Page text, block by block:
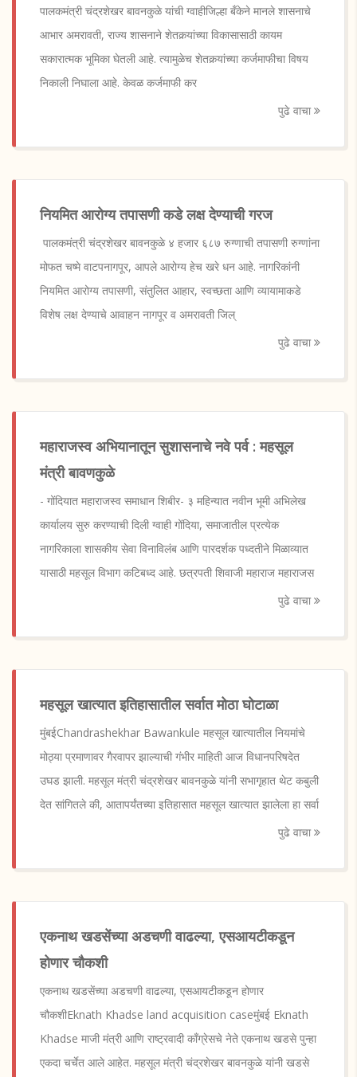
पालकमंत्री चंद्रशेखर बावनकुळे यांची ग्वाहीजिल्हा बँकेने मानले शासनाचे
आभार अमरावती, राज्य शासनाने शेतकर्‍यांच्या विकासासाठी कायम
सकारात्मक भूमिका घेतली आहे. त्यामुळेच शेतकर्‍यांच्या कर्जमाफीचा विषय
निकाली निघाला आहे. केवळ कर्जमाफी कर
पुढे वाचा
नियमित आरोग्य तपासणी कडे लक्ष देण्याची गरज
पालकमंत्री चंद्रशेखर बावनकुळे ४ हजार ६८७ रुग्णाची तपासणी रुग्णांना
मोफत चष्मे वाटपनागपूर, आपले आरोग्य हेच खरे धन आहे. नागरिकांनी
नियमित आरोग्य तपासणी, संतुलित आहार, स्वच्छता आणि व्यायामाकडे
विशेष लक्ष देण्याचे आवाहन नागपूर व अमरावती जिल्
पुढे वाचा
महाराजस्व अभियानातून सुशासनाचे नवे पर्व : महसूल
मंत्री बावणकुळे
- गोंदियात महाराजस्व समाधान शिबीर- ३ महिन्यात नवीन भूमी अभिलेख
कार्यालय सुरु करण्याची दिली ग्वाही गोंदिया, समाजातील प्रत्येक
नागरिकाला शासकीय सेवा विनाविलंब आणि पारदर्शक पध्दतीने मिळाव्यात
यासाठी महसूल विभाग कटिबध्द आहे. छत्रपती शिवाजी महाराज महाराजस
पुढे वाचा
महसूल खात्यात इतिहासातील सर्वात मोठा घोटाळा
मुंबईChandrashekhar Bawankule महसूल खात्यातील नियमांचे
मोठ्या प्रमाणावर गैरवापर झाल्याची गंभीर माहिती आज विधानपरिषदेत
उघड झाली. महसूल मंत्री चंद्रशेखर बावनकुळे यांनी सभागृहात थेट कबुली
देत सांगितले की, आतापर्यंतच्या इतिहासात महसूल खात्यात झालेला हा सर्वा
पुढे वाचा
एकनाथ खडसेंच्या अडचणी वाढल्या, एसआयटीकडून
होणार चौकशी
एकनाथ खडसेंच्या अडचणी वाढल्या, एसआयटीकडून होणार
चौकशीEknath Khadse land acquisition caseमुंबई Eknath
Khadse माजी मंत्री आणि राष्ट्रवादी काँग्रेसचे नेते एकनाथ खडसे पुन्हा
एकदा चर्चेत आले आहेत. महसूल मंत्री चंद्रशेखर बावनकुळे यांनी खडसे